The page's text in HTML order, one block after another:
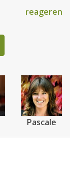
reageren
Pascale